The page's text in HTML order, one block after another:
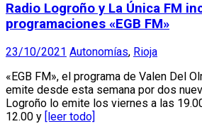
Radio Logroño y La Única FM
programaciones «EGB FM»
23/10/2021 Autonomías, Rioja
«EGB FM», el programa de Valen Del
emite desde esta semana por dos
Logroño lo emite los viernes a las
12.00 y [leer todo]